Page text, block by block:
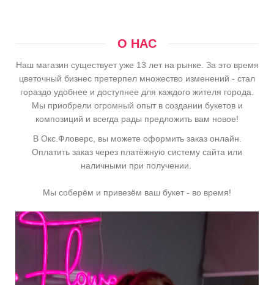
О НАС
Наш магазин существует уже 13 лет на рынке. За это время
цветочный бизнес претерпел множество изменений - стал
гораздо удобнее и доступнее для каждого жителя города.
Мы приобрели огромный опыт в создании букетов и
композиций и всегда рады предложить вам новое!
В Окс.Фловерс, вы можете оформить заказ онлайн.
Оплатить заказ через платёжную систему сайта или
наличными при получении.
Мы соберём и привезём ваш букет - во время!